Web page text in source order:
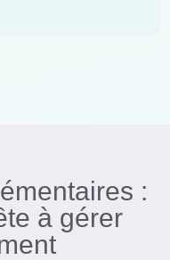
:
à gérer